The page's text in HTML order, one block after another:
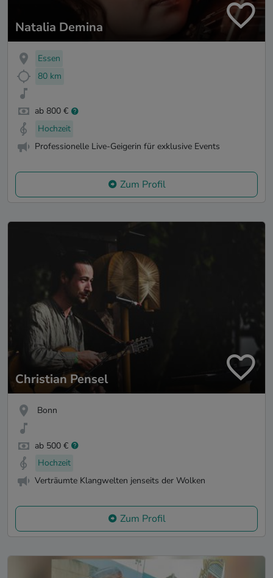
Natalia Demina
Essen
80 km
ab 800 €
Hochzeit
Professionelle Live-Geigerin für exklusive Events
Zum Profil
Christian Pensel
Bonn
ab 500 €
Hochzeit
Verträumte Klangwelten jenseits der Wolken
Zum Profil